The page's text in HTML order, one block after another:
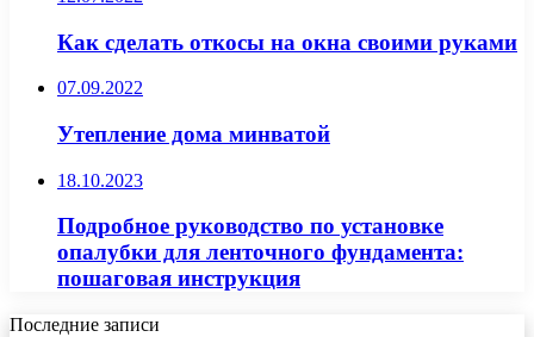
Как сделать откосы на окна своими руками
07.09.2022
Утепление дома минватой
18.10.2023
Подробное руководство по установке
опалубки для ленточного фундамента:
пошаговая инструкция
Последние записи